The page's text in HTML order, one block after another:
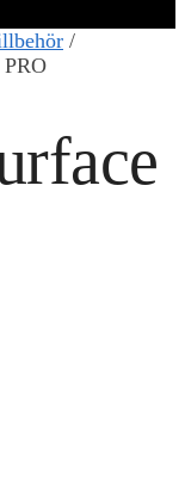
/